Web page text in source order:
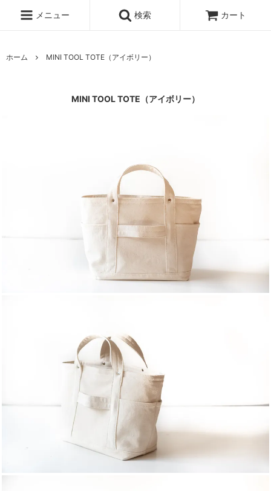
メニュー 検索 カート
ホーム MINI TOOL TOTE（アイボリー）
MINI TOOL TOTE（アイボリー）